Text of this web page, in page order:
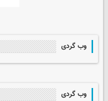
وب گردی
وب گردی